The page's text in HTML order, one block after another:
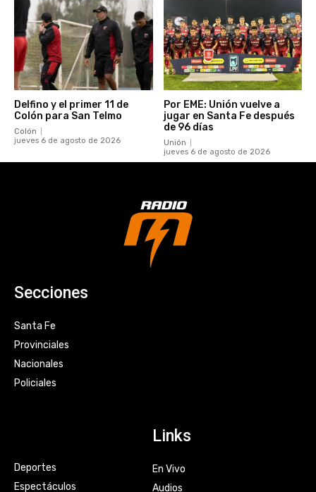
Delfino y el primer 11 de
Colón para San Telmo
Colón
jueves 6 de agosto de 2026
Por EME: Unión vuelve a
jugar en Santa Fe después
de 96 días
Unión
jueves 6 de agosto de 2026
Secciones
Santa Fe
Provinciales
Nacionales
Policiales
Deportes
Espectáculos
Links
En Vivo
Audios